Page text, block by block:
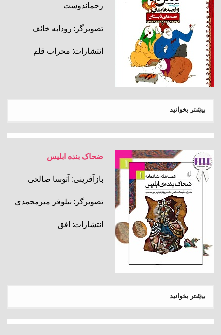
رحماندوست
تصویرگر: رودابه خائف
انتشارات: محراب قلم
بیشتر بخوانید
ضحاک بنده ابلیس
بازآفرینی: آتوسا صالحی
تصویرگر: نیلوفر میرمحمدی
انتشارات: افق
بیشتر بخوانید